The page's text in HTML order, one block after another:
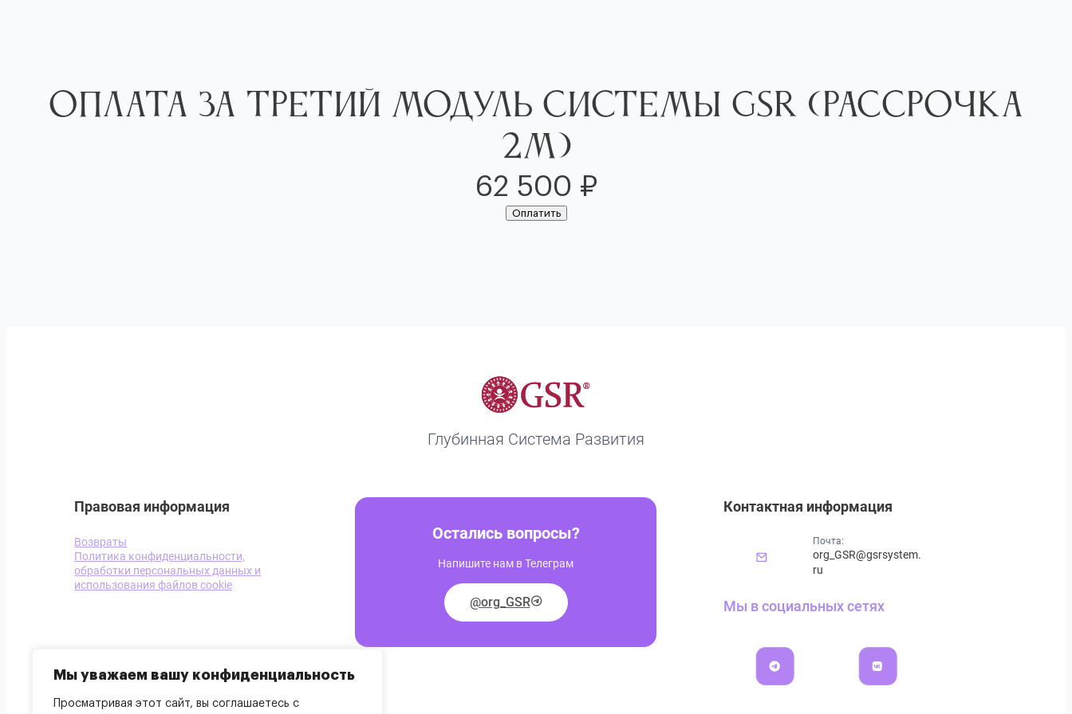
Мы уважаем вашу конфиденциальность
Просматривая этот сайт, вы соглашаетесь с
Оплата за Третий Модуль Системы GSR (Рассрочка
2М)
62 500 ₽
Оплатить
Глубинная Система Развития
Правовая информация
Возвраты
Политика конфиденциальности,
обработки персональных данных и
использования файлов cookie
Остались вопросы?
Напишите нам в Телеграм
@org_GSR
Контактная информация
Почта:
org_GSR@gsrsystem.
ru
Мы в социальных сетях